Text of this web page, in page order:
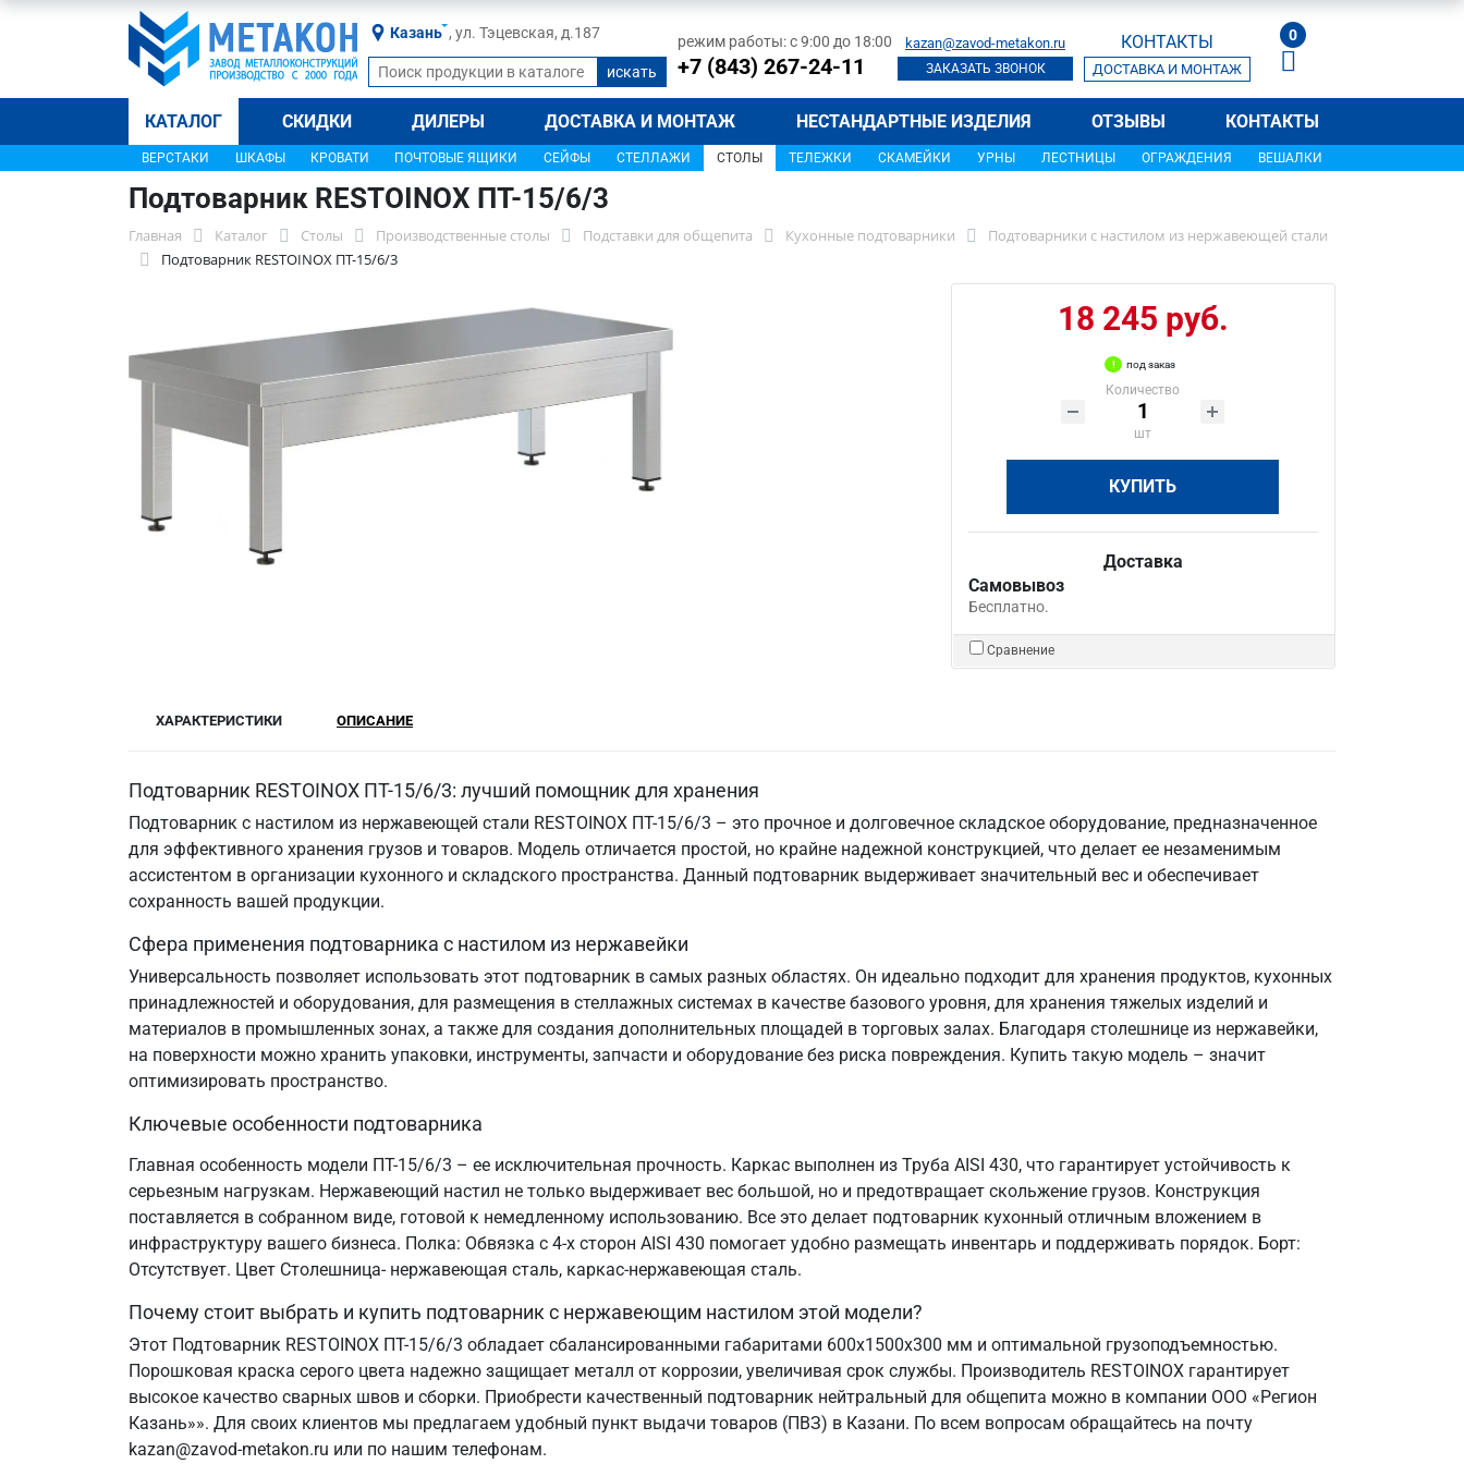
Казань , ул. Тэцевская, д.187 режим работы: с 9:00 до 18:00
+7 (843) 267-24-11
kazan@zavod-metakon.ru
ЗАКАЗАТЬ ЗВОНОК
КОНТАКТЫ
ДОСТАВКА И МОНТАЖ
0
КАТАЛОГ СКИДКИ ДИЛЕРЫ ДОСТАВКА И МОНТАЖ НЕСТАНДАРТНЫЕ ИЗДЕЛИЯ ОТЗЫВЫ КОНТАКТЫ
ВЕРСТАКИ ШКАФЫ КРОВАТИ ПОЧТОВЫЕ ЯЩИКИ СЕЙФЫ СТЕЛЛАЖИ СТОЛЫ ТЕЛЕЖКИ СКАМЕЙКИ УРНЫ ЛЕСТНИЦЫ ОГРАЖДЕНИЯ ВЕШАЛКИ
Подтоварник RESTOINOX ПТ-15/6/3
Главная Каталог Столы Производственные столы Подставки для общепита Кухонные подтоварники
Подтоварники с настилом из нержавеющей стали
Подтоварник RESTOINOX ПТ-15/6/3
18 245 руб.
под заказ
Количество
шт
КУПИТЬ
Доставка
Самовывоз
Бесплатно.
Сравнение
ХАРАКТЕРИСТИКИ ОПИСАНИЕ
Подтоварник RESTOINOX ПТ-15/6/3: лучший помощник для хранения
Подтоварник с настилом из нержавеющей стали RESTOINOX ПТ-15/6/3 – это прочное и долговечное складское оборудование, предназначенное
для эффективного хранения грузов и товаров. Модель отличается простой, но крайне надежной конструкцией, что делает ее незаменимым
ассистентом в организации кухонного и складского пространства. Данный подтоварник выдерживает значительный вес и обеспечивает
сохранность вашей продукции.
Сфера применения подтоварника с настилом из нержавейки
Универсальность позволяет использовать этот подтоварник в самых разных областях. Он идеально подходит для хранения продуктов, кухонных
принадлежностей и оборудования, для размещения в стеллажных системах в качестве базового уровня, для хранения тяжелых изделий и
материалов в промышленных зонах, а также для создания дополнительных площадей в торговых залах. Благодаря столешнице из нержавейки,
на поверхности можно хранить упаковки, инструменты, запчасти и оборудование без риска повреждения. Купить такую модель – значит
оптимизировать пространство.
Ключевые особенности подтоварника
Главная особенность модели ПТ-15/6/3 – ее исключительная прочность. Каркас выполнен из Труба AISI 430, что гарантирует устойчивость к
серьезным нагрузкам. Нержавеющий настил не только выдерживает вес большой, но и предотвращает скольжение грузов. Конструкция
поставляется в собранном виде, готовой к немедленному использованию. Все это делает подтоварник кухонный отличным вложением в
инфраструктуру вашего бизнеса. Полка: Обвязка с 4-х сторон AISI 430 помогает удобно размещать инвентарь и поддерживать порядок. Борт:
Отсутствует. Цвет Столешница- нержавеющая сталь, каркас-нержавеющая сталь.
Почему стоит выбрать и купить подтоварник с нержавеющим настилом этой модели?
Этот Подтоварник RESTOINOX ПТ-15/6/3 обладает сбалансированными габаритами 600х1500х300 мм и оптимальной грузоподъемностью.
Порошковая краска серого цвета надежно защищает металл от коррозии, увеличивая срок службы. Производитель RESTOINOX гарантирует
высокое качество сварных швов и сборки. Приобрести качественный подтоварник нейтральный для общепита можно в компании ООО «Регион
Казань»». Для своих клиентов мы предлагаем удобный пункт выдачи товаров (ПВЗ) в Казани. По всем вопросам обращайтесь на почту
kazan@zavod-metakon.ru или по нашим телефонам.